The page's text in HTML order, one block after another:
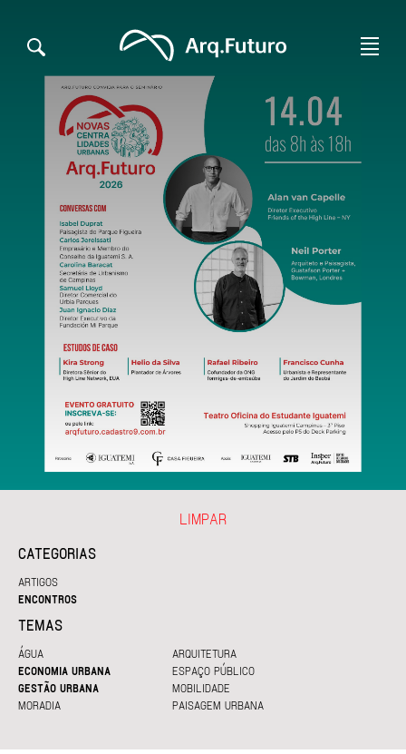
CATEGORIAS
ARTIGOS
ENCONTROS
TEMAS
ÁGUA
ARQUITETURA
ECONOMIA URBANA
ESPAÇO PÚBLICO
GESTÃO URBANA
MOBILIDADE
MORADIA
PAISAGEM URBANA
LIMPAR